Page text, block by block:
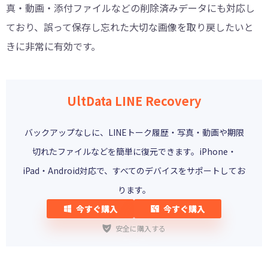
真・動画・添付ファイルなどの削除済みデータにも対応し
ており、誤って保存し忘れた大切な画像を取り戻したいと
きに非常に有効です。
UltData LINE Recovery
バックアップなしに、LINEトーク履歴・写真・動画や期限
切れたファイルなどを簡単に復元できます。iPhone・
iPad・Android対応で、すべてのデバイスをサポートしてお
ります。
今すぐ購入
今すぐ購入
安全に購入する